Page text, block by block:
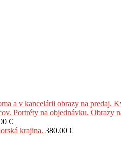
obrazy na predaj.
€
krajina. 380.00 €